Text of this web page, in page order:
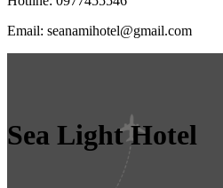
Email: seanamihotel@gmail.com
Sea Light Hotel